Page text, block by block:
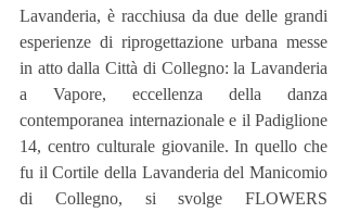
Lavanderia, è racchiusa da due delle grandi
esperienze di riprogettazione urbana messe
in atto dalla Città di Collegno: la Lavanderia
a Vapore, eccellenza della danza
contemporanea internazionale e il Padiglione
14, centro culturale giovanile. In quello che
fu il Cortile della Lavanderia del Manicomio
di Collegno, si svolge FLOWERS